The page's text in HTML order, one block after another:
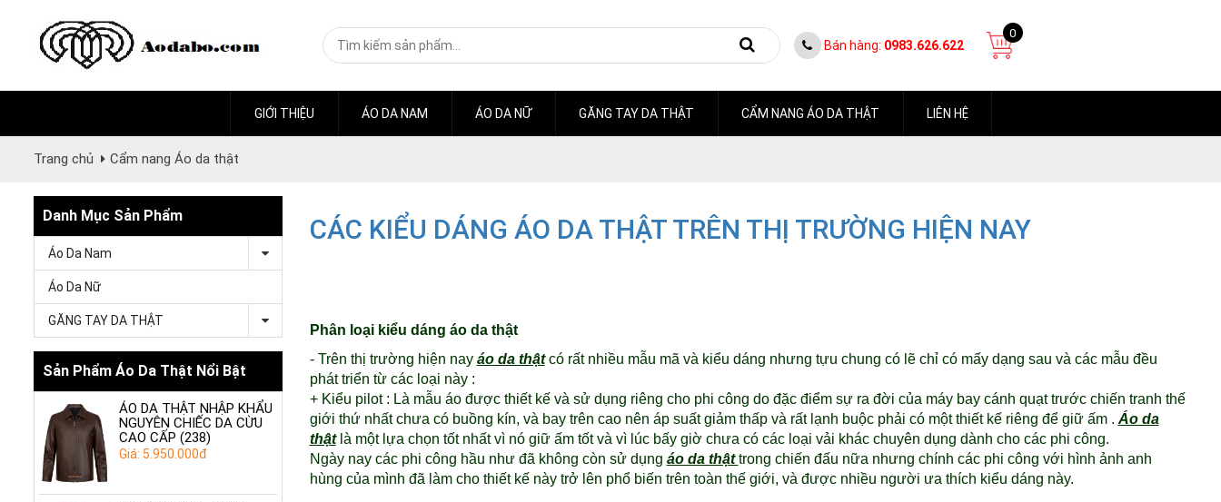
Bán hàng: 0983.626.622
0
GIỚI THIỆU ÁO DA NAM ÁO DA NỮ GĂNG TAY DA THẬT CẨM NANG ÁO DA THẬT LIÊN HỆ
Trang chủ Cẩm nang Áo da thật
Danh Mục Sản Phẩm
Áo Da Nam
Áo Da Nữ
GĂNG TAY DA THẬT
Sản Phẩm Áo Da Thật Nổi Bật
ÁO DA THẬT NHẬP KHẨU
NGUYÊN CHIẾC DA CỪU
CAO CẤP (238)
Giá: 5.950.000đ
CÁC KIỂU DÁNG ÁO DA THẬT TRÊN THỊ TRƯỜNG HIỆN NAY
Phân loại kiểu dáng áo da thật
- Trên thị trường hiện nay áo da thậtcó rất nhiều mẫu mã và kiểu dáng nhưng tựu chung có lẽ chỉ có mấy dạng sau và các mẫu đều
phát triển từ các loại này :
+ Kiểu pilot : Là mẫu áo được thiết kế và sử dụng riêng cho phi công do đặc điểm sự ra đời của máy bay cánh quạt trước chiến tranh thế
giới thứ nhất chưa có buồng kín, và bay trên cao nên áp suất giảm thấp và rất lạnh buộc phải có một thiết kế riêng để giữ ấm . Áo da
thậtlà một lựa chọn tốt nhất vì nó giữ ấm tốt và vì lúc bấy giờ chưa có các loại vải khác chuyên dụng dành cho các phi công.
Ngày nay các phi công hầu như đã không còn sử dụng áo da thậttrong chiến đấu nữa nhưng chính các phi công với hình ảnh anh
hùng của mình đã làm cho thiết kế này trở lên phổ biến trên toàn thế giới, và được nhiều người ưa thích kiểu dáng này.